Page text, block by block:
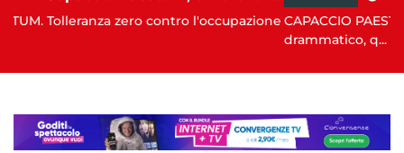
l'occupazioneCAPACCIO PAESTUM. È stato un Consiglio